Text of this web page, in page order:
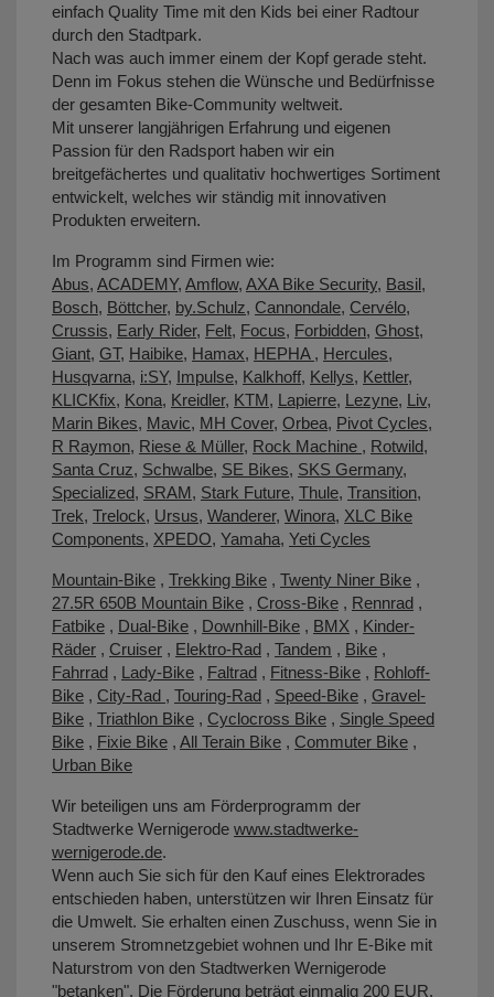
einfach Quality Time mit den Kids bei einer Radtour
durch den Stadtpark.
Nach was auch immer einem der Kopf gerade steht.
Denn im Fokus stehen die Wünsche und Bedürfnisse
der gesamten Bike-Community weltweit.
Mit unserer langjährigen Erfahrung und eigenen
Passion für den Radsport haben wir ein
breitgefächertes und qualitativ hochwertiges Sortiment
entwickelt, welches wir ständig mit innovativen
Produkten erweitern.
Im Programm sind Firmen wie:
Abus, ACADEMY, Amflow, AXA Bike Security, Basil,
Bosch, Böttcher, by.Schulz, Cannondale, Cervélo,
Crussis, Early Rider, Felt, Focus, Forbidden, Ghost,
Giant, GT, Haibike, Hamax, HEPHA , Hercules,
Husqvarna, i:SY, Impulse, Kalkhoff, Kellys, Kettler,
KLICKfix, Kona, Kreidler, KTM, Lapierre, Lezyne, Liv,
Marin Bikes, Mavic, MH Cover, Orbea, Pivot Cycles,
R Raymon, Riese & Müller, Rock Machine , Rotwild,
Santa Cruz, Schwalbe, SE Bikes, SKS Germany,
Specialized, SRAM, Stark Future, Thule, Transition,
Trek, Trelock, Ursus, Wanderer, Winora, XLC Bike
Components, XPEDO, Yamaha, Yeti Cycles
Mountain-Bike , Trekking Bike , Twenty Niner Bike ,
27.5R 650B Mountain Bike , Cross-Bike , Rennrad ,
Fatbike , Dual-Bike , Downhill-Bike , BMX , Kinder-
Räder , Cruiser , Elektro-Rad , Tandem , Bike ,
Fahrrad , Lady-Bike , Faltrad , Fitness-Bike , Rohloff-
Bike , City-Rad , Touring-Rad , Speed-Bike , Gravel-
Bike , Triathlon Bike , Cyclocross Bike , Single Speed
Bike , Fixie Bike , All Terain Bike , Commuter Bike ,
Urban Bike
Wir beteiligen uns am Förderprogramm der
Stadtwerke Wernigerode www.stadtwerke-
wernigerode.de.
Wenn auch Sie sich für den Kauf eines Elektrorades
entschieden haben, unterstützen wir Ihren Einsatz für
die Umwelt. Sie erhalten einen Zuschuss, wenn Sie in
unserem Stromnetzgebiet wohnen und Ihr E-Bike mit
Naturstrom von den Stadtwerken Wernigerode
"betanken". Die Förderung beträgt einmalig 200 EUR.